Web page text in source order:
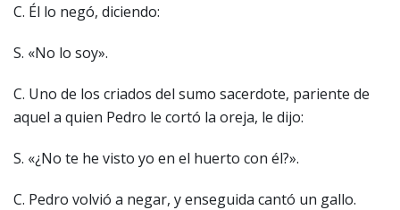
C. Él lo negó, diciendo:
S. «No lo soy».
C. Uno de los criados del sumo sacerdote, pariente de
aquel a quien Pedro le cortó la oreja, le dijo:
S. «¿No te he visto yo en el huerto con él?».
C. Pedro volvió a negar, y enseguida cantó un gallo.